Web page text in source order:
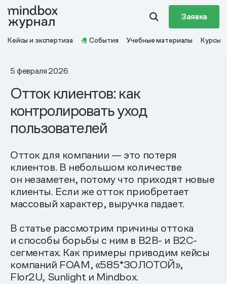
Заявка
Кейсы и экспертиза События Учебные материалы Курсы
5 февраля 2026
Отток клиентов: как
контролировать уход
пользователей
Отток для компании — это потеря
клиентов. В небольшом количестве
он незаметен, потому что приходят новые
клиенты. Если же отток приобретает
массовый характер, выручка падает.
В статье рассмотрим причины оттока
и способы борьбы с ним в B2B- и B2C-
сегментах. Как примеры приводим кейсы
компаний FOAM, «585*ЗОЛОТОЙ»,
Flor2U, Sunlight и Mindbox.